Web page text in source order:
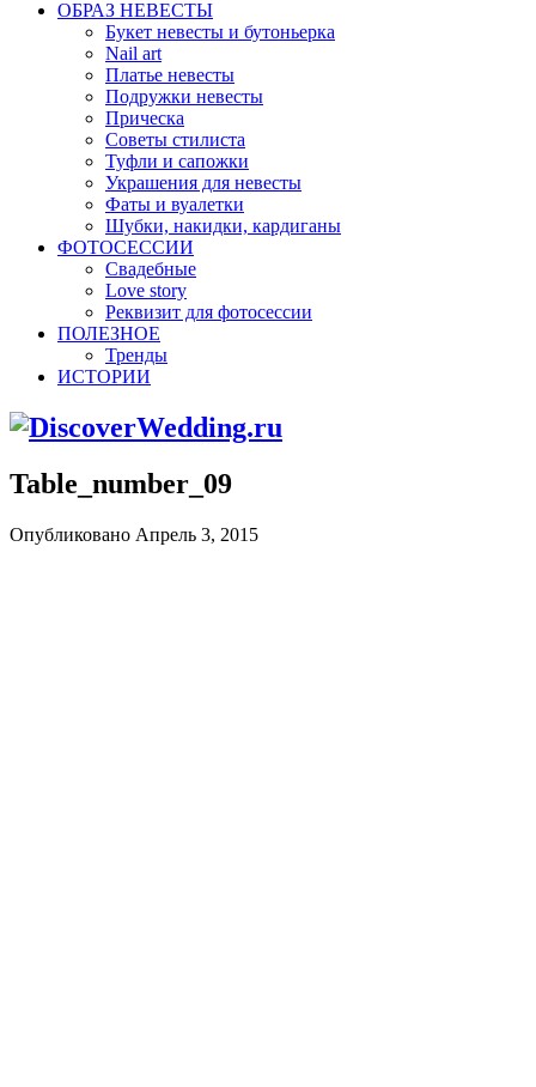
ОБРАЗ НЕВЕСТЫ
Букет невесты и бутоньерка
Nail art
Платье невесты
Подружки невесты
Прическа
Советы стилиста
Туфли и сапожки
Украшения для невесты
Фаты и вуалетки
Шубки, накидки, кардиганы
ФОТОСЕССИИ
Свадебные
Love story
Реквизит для фотосессии
ПОЛЕЗНОЕ
Тренды
ИСТОРИИ
Table_number_09
Опубликовано Апрель 3, 2015